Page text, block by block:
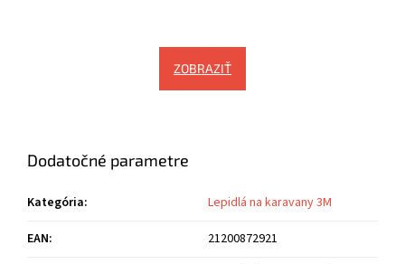
ZOBRAZIŤ
Dodatočné parametre
Kategória:
Lepidlá na karavany 3M
EAN: 21200872921